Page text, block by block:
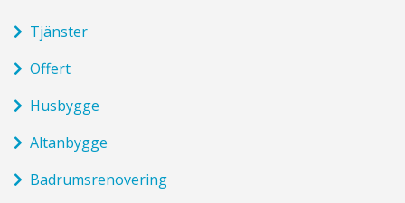
Tjänster
Offert
Husbygge
Altanbygge
Badrumsrenovering